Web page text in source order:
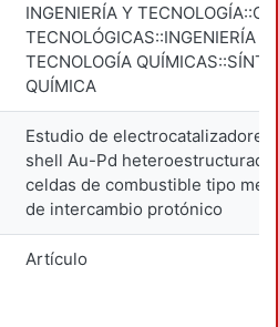
INGENIERÍA Y
TECNOLÓGICAS::INGENIERÍA Y
TECNOLOGÍA
QUÍMICA
Estudio de
shell Au-Pd
celdas de combustible tipo
de intercambio protónico
Artículo